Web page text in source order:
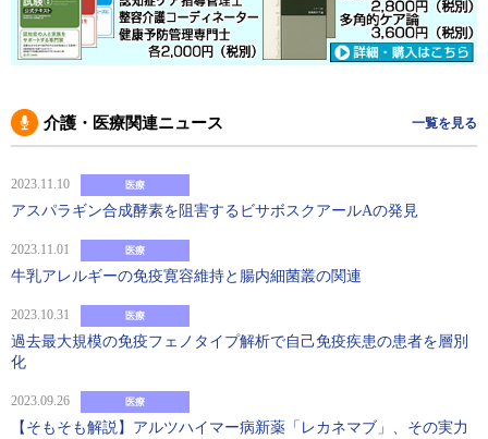
介護・医療関連ニュース 一覧を見る
2023.11.10 医療
アスパラギン合成酵素を阻害するビサボスクアールAの発見
2023.11.01 医療
牛乳アレルギーの免疫寛容維持と腸内細菌叢の関連
2023.10.31 医療
過去最大規模の免疫フェノタイプ解析で自己免疫疾患の患者を層別
化
2023.09.26 医療
【そもそも解説】アルツハイマー病新薬「レカネマブ」、その実力